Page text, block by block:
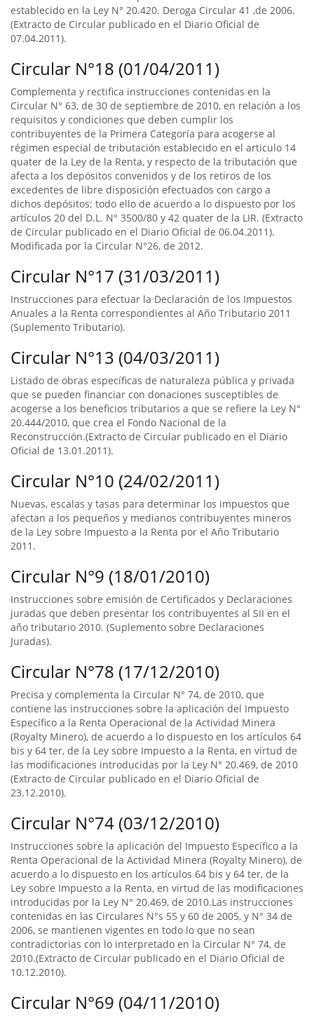
establecido en la Ley N° 20.420. Deroga Circular 41 ,de 2006.
(Extracto de Circular publicado en el Diario Oficial de
07.04.2011).
Circular N°18 (01/04/2011)
Complementa y rectifica instrucciones contenidas en la
Circular N° 63, de 30 de septiembre de 2010, en relación a los
requisitos y condiciones que deben cumplir los
contribuyentes de la Primera Categoría para acogerse al
régimen especial de tributación establecido en el articulo 14
quater de la Ley de la Renta, y respecto de la tributación que
afecta a los depósitos convenidos y de los retiros de los
excedentes de libre disposición efectuados con cargo a
dichos depósitos; todo ello de acuerdo a lo dispuesto por los
artículos 20 del D.L. N° 3500/80 y 42 quater de la LIR. (Extracto
de Circular publicado en el Diario Oficial de 06.04.2011).
Modificada por la Circular N°26, de 2012.
Circular N°17 (31/03/2011)
Instrucciones para efectuar la Declaración de los Impuestos
Anuales a la Renta correspondientes al Año Tributario 2011
(Suplemento Tributario).
Circular N°13 (04/03/2011)
Listado de obras específicas de naturaleza pública y privada
que se pueden financiar con donaciones susceptibles de
acogerse a los beneficios tributarios a que se refiere la Ley N°
20.444/2010, que crea el Fondo Nacional de la
Reconstrucción.(Extracto de Circular publicado en el Diario
Oficial de 13.01.2011).
Circular N°10 (24/02/2011)
Nuevas, escalas y tasas para determinar los impuestos que
afectan a los pequeños y medianos contribuyentes mineros
de la Ley sobre Impuesto a la Renta por el Año Tributario
2011.
Circular N°9 (18/01/2010)
Instrucciones sobre emisión de Certificados y Declaraciones
juradas que deben presentar los contribuyentes al SII en el
año tributario 2010. (Suplemento sobre Declaraciones
Juradas).
Circular N°78 (17/12/2010)
Precisa y complementa la Circular N° 74, de 2010, que
contiene las instrucciones sobre la aplicación del Impuesto
Específico a la Renta Operacional de la Actividad Minera
(Royalty Minero), de acuerdo a lo dispuesto en los artículos 64
bis y 64 ter, de la Ley sobre Impuesto a la Renta, en virtud de
las modificaciones introducidas por la Ley N° 20.469, de 2010
(Extracto de Circular publicado en el Diario Oficial de
23.12.2010).
Circular N°74 (03/12/2010)
Instrucciones sobre la aplicación del Impuesto Específico a la
Renta Operacional de la Actividad Minera (Royalty Minero), de
acuerdo a lo dispuesto en los artículos 64 bis y 64 ter, de la
Ley sobre Impuesto a la Renta, en virtud de las modificaciones
introducidas por la Ley N° 20.469, de 2010.Las instrucciones
contenidas en las Circulares N°s 55 y 60 de 2005, y N° 34 de
2006, se mantienen vigentes en todo lo que no sean
contradictorias con lo interpretado en la Circular N° 74, de
2010.(Extracto de Circular publicado en el Diario Oficial de
10.12.2010).
Circular N°69 (04/11/2010)